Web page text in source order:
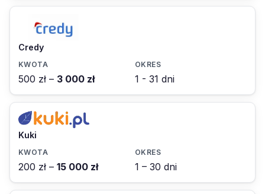
Credy
500 zł – 3 000 zł 1 - 31 dni
Kuki
200 zł – 15 000 zł 1 – 30 dni